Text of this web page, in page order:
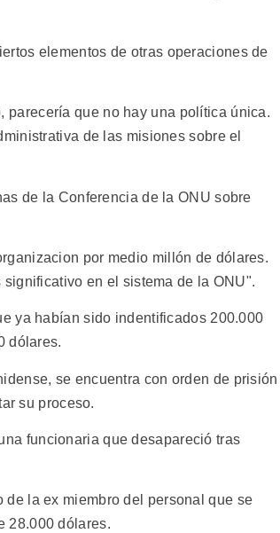
elementos de otras operaciones de
parecería que no hay una política única.
de las misiones sobre el
de la Conferencia de la ONU sobre
por medio millón de dólares.
en el sistema de la ONU".
ya habían sido indentificados 200.000
dólares.
se encuentra con orden de prisión
su proceso.
funcionaria que desapareció tras
de la ex miembro del personal que se
28.000 dólares.